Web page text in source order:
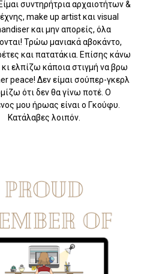
συντηρήτρια αρχαιοτήτων &
make up artist και visual
και μην απορείς, όλα
Τρώω μανιακά αβοκάντο,
και πατατάκια. Επίσης κάνω
ελπίζω κάποια στιγμή να βρω
peace! Δεν είμαι σούπερ-γκερλ
ότι δεν θα γίνω ποτέ. Ο
μου ήρωας είναι ο Γκούφυ.
Κατάλαβες λοιπόν.